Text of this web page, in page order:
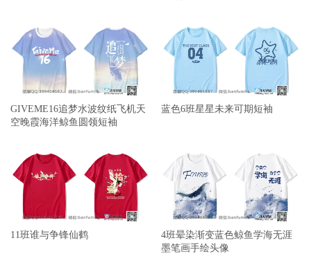
GIVEME16追梦水波纹纸飞机天
空晚霞海洋鲸鱼圆领短袖
蓝色6班星星未来可期短袖
11班谁与争锋仙鹤
4班晕染渐变蓝色鲸鱼学海无涯
墨笔画手绘头像